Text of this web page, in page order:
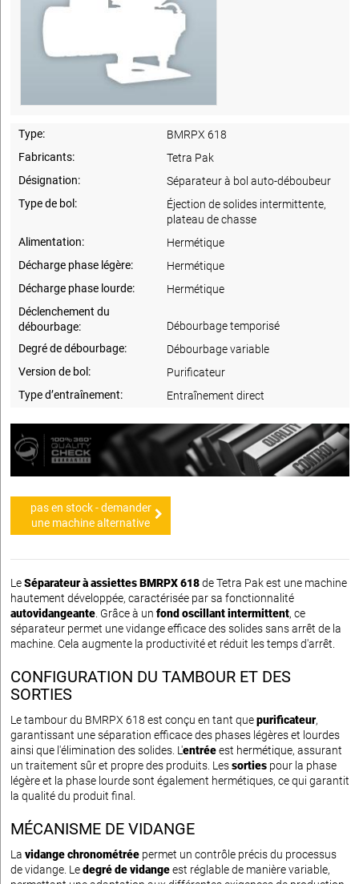
Type:
BMRPX 618
Fabricants:
Tetra Pak
Désignation:
Séparateur à bol auto-déboubeur
Type de bol:
Éjection de solides intermittente,
plateau de chasse
Alimentation:
Hermétique
Décharge phase légère:
Hermétique
Décharge phase lourde:
Hermétique
Déclenchement du
débourbage:
Débourbage temporisé
Degré de débourbage:
Débourbage variable
Version de bol:
Purificateur
Type d’entraînement:
Entraînement direct
pas en stock - demander
une machine alternative
LeSéparateur à assiettes BMRPX 618de Tetra Pak est une machine
hautement développée, caractérisée par sa fonctionnalité
autovidangeante. Grâce à un fond oscillant intermittent, ce
séparateur permet une vidange efficace des solides sans arrêt de la
machine. Cela augmente la productivité et réduit les temps d'arrêt.
CONFIGURATION DU TAMBOUR ET DES
SORTIES
Le tambour du BMRPX 618 est conçu en tant quepurificateur,
garantissant une séparation efficace des phases légères et lourdes
ainsi que l'élimination des solides. L'entréeest hermétique, assurant
un traitement sûr et propre des produits. Lessorties pour la phase
légère et la phase lourde sont également hermétiques, ce qui garantit
la qualité du produit final.
MÉCANISME DE VIDANGE
La vidange chronométrée permet un contrôle précis du processus
de vidange. Ledegré de vidangeest réglable de manière variable,